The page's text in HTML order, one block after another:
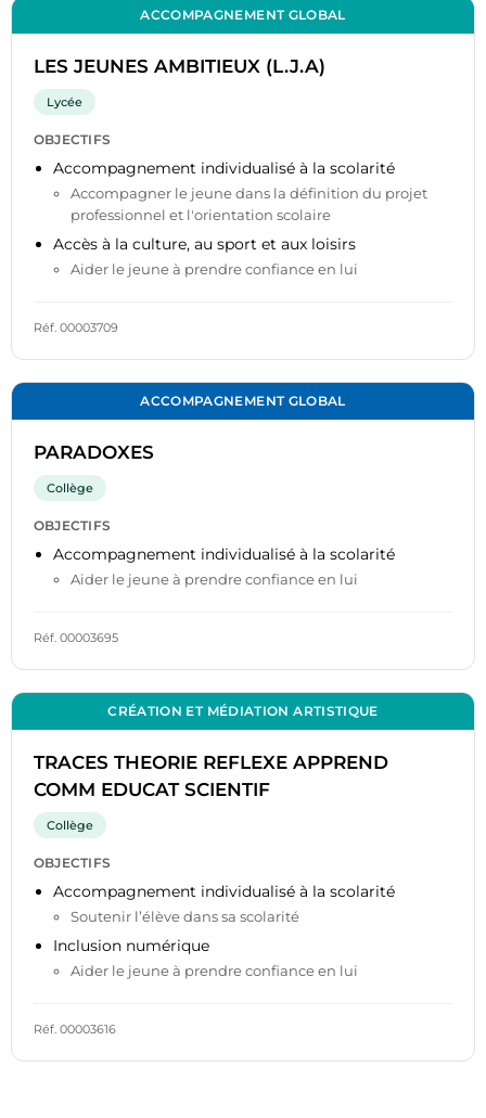
ACCOMPAGNEMENT GLOBAL
LES JEUNES AMBITIEUX (L.J.A)
Lycée
OBJECTIFS
Accompagnement individualisé à la scolarité
Accompagner le jeune dans la définition du projet
professionnel et l'orientation scolaire
Accès à la culture, au sport et aux loisirs
Aider le jeune à prendre confiance en lui
Réf. 00003709
ACCOMPAGNEMENT GLOBAL
PARADOXES
Collège
OBJECTIFS
Accompagnement individualisé à la scolarité
Aider le jeune à prendre confiance en lui
Réf. 00003695
CRÉATION ET MÉDIATION ARTISTIQUE
TRACES THEORIE REFLEXE APPREND
COMM EDUCAT SCIENTIF
Collège
OBJECTIFS
Accompagnement individualisé à la scolarité
Soutenir l’élève dans sa scolarité
Inclusion numérique
Aider le jeune à prendre confiance en lui
Réf. 00003616